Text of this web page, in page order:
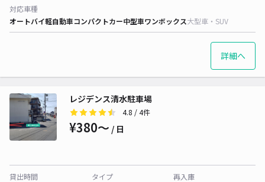
対応車種
オートバイ軽自動車コンパクトカー中型車ワンボックス大型車・SUV
詳細へ
レジデンス清水駐車場
4.8 / 4件
¥380〜 / 日
貸出時間
タイプ
再入庫